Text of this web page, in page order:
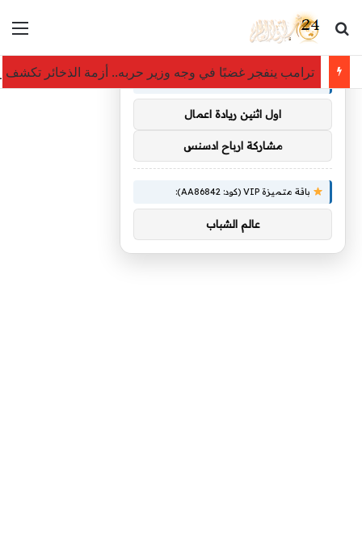
بحث عن
ترامب ينفجر غضبًا في وجه وزير حربه.. أزمة الذخائر
توصيات :
باقة متميزة VIP (كود: AA38045):
اول اثنين ريادة اعمال
مشاركة ارباح ادسنس
باقة متميزة VIP (كود: AA86842):
عالم الشباب